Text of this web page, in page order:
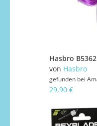
von Hasbro
gefunden bei
29,90 €